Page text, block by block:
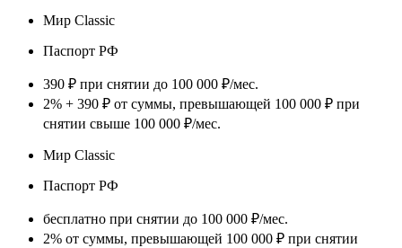
Мир Classic
Паспорт РФ
390 ₽ при снятии до 100 000 ₽/мес.
2% + 390 ₽ от суммы, превышающей 100 000 ₽ при
снятии свыше 100 000 ₽/мес.
Мир Classic
Паспорт РФ
бесплатно при снятии до 100 000 ₽/мес.
2% от суммы, превышающей 100 000 ₽ при снятии